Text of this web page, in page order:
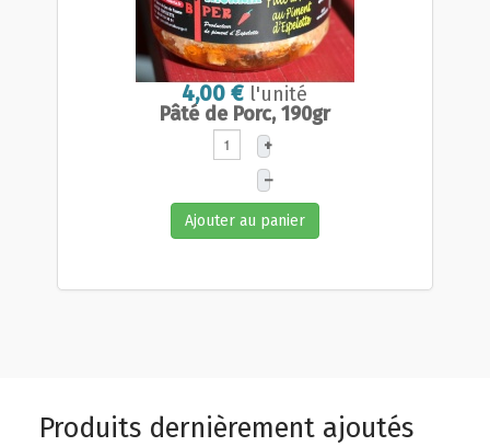
4,00 € l'unité
Pâté de Porc, 190gr
+
–
Ajouter au panier
Produits dernièrement ajoutés